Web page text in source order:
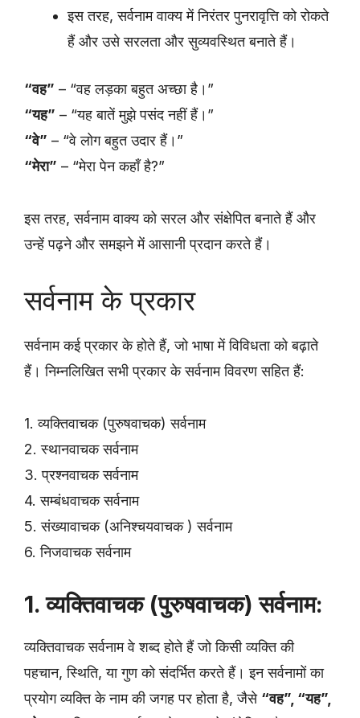
इस तरह, सर्वनाम वाक्य में निरंतर पुनरावृत्ति को रोकते
हैं और उसे सरलता और सुव्यवस्थित बनाते हैं।
“वह” – “वह लड़का बहुत अच्छा है।”
“यह” – “यह बातें मुझे पसंद नहीं हैं।”
“वे” – “वे लोग बहुत उदार हैं।”
“मेरा” – “मेरा पेन कहाँ है?”
इस तरह, सर्वनाम वाक्य को सरल और संक्षेपित बनाते हैं और
उन्हें पढ़ने और समझने में आसानी प्रदान करते हैं।
सर्वनाम के प्रकार
सर्वनाम कई प्रकार के होते हैं, जो भाषा में विविधता को बढ़ाते
हैं। निम्नलिखित सभी प्रकार के सर्वनाम विवरण सहित हैं:
1. व्यक्तिवाचक (पुरुषवाचक) सर्वनाम
2. स्थानवाचक सर्वनाम
3. प्रश्नवाचक सर्वनाम
4. सम्बंधवाचक सर्वनाम
5. संख्यावाचक (अनिश्चयवाचक ) सर्वनाम
6. निजवाचक सर्वनाम
1. व्यक्तिवाचक (पुरुषवाचक) सर्वनाम:
व्यक्तिवाचक सर्वनाम वे शब्द होते हैं जो किसी व्यक्ति की
पहचान, स्थिति, या गुण को संदर्भित करते हैं। इन सर्वनामों का
प्रयोग व्यक्ति के नाम की जगह पर होता है, जैसे “वह”, “यह”,